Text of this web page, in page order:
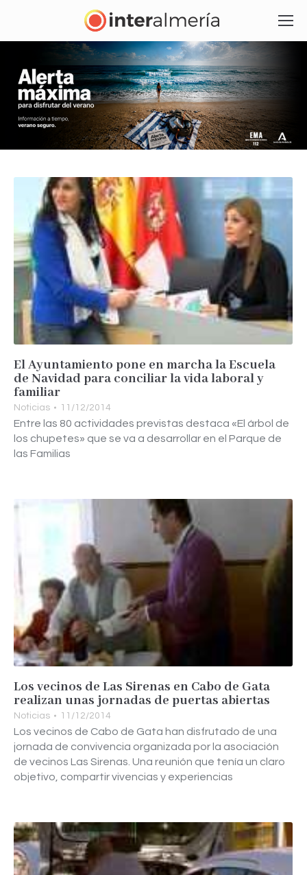
El Ayuntamiento pone en marcha la Escuela
de Navidad para conciliar la vida laboral y
familiar
Noticias 11/12/2014
Entre las 80 actividades previstas destaca «El árbol de
los chupetes» que se va a desarrollar en el Parque de
las Familias
Los vecinos de Las Sirenas en Cabo de Gata
realizan unas jornadas de puertas abiertas
Noticias 11/12/2014
Los vecinos de Cabo de Gata han disfrutado de una
jornada de convivencia organizada por la asociación
de vecinos Las Sirenas. Una reunión que tenía un claro
objetivo, compartir vivencias y experiencias